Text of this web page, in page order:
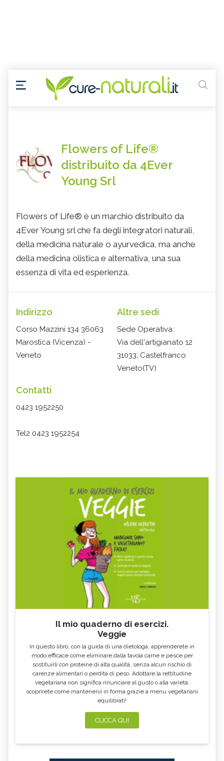
Flowers of Life®
distribuito da 4Ever
Young Srl
Flowers of Life® è un marchio distribuito da
4Ever Young srl che fa degli integratori naturali,
della medicina naturale o ayurvedica, ma anche
della medicina olistica e alternativa, una sua
essenza di vita ed esperienza.
Indirizzo
Corso Mazzini 134 36063
Marostica (Vicenza) -
Veneto
Altre sedi
Sede Operativa:
Via dell'artigianato 12
31033, Castelfranco
Veneto(TV)
Contatti
0423 1952250
Tel2 0423 1952254
Il mio quaderno di esercizi.
Veggie
In questo libro, con la guida di una dietologa, apprenderete in
modo efficace come eliminare dalla tavola carne e pesce per
sostituirli con proteine di alta qualità, senza alcun rischio di
carenze alimentari o perdita di peso. Adottare la rettitudine
vegetariana non significa rinunciare al gusto o alla varietà:
scoprirete come mantenervi in forma grazie a menu vegetariani
equilibrati!
CLICCA QUI